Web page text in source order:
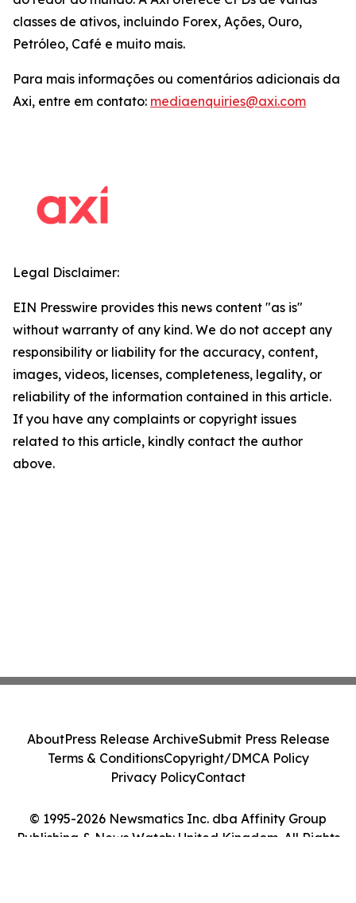
classes de ativos, incluindo Forex, Ações, Ouro,
Petróleo, Café e muito mais.
Para mais informações ou comentários adicionais da
Axi, entre em contato: mediaenquiries@axi.com
Legal Disclaimer:
EIN Presswire provides this news content "as is"
without warranty of any kind. We do not accept any
responsibility or liability for the accuracy, content,
images, videos, licenses, completeness, legality, or
reliability of the information contained in this article.
If you have any complaints or copyright issues
related to this article, kindly contact the author
above.
© 1995-2026 Newsmatics Inc. dba Affinity Group
Publishing & News Watch: United Kingdom. All Rights
AboutPress Release ArchiveSubmit Press Release
Terms & ConditionsCopyright/DMCA Policy
Privacy PolicyContact